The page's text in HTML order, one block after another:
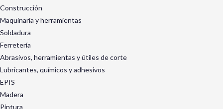
Construcción
Maquinaria y herramientas
Soldadura
Ferretería
Abrasivos, herramientas y útiles de corte
Lubricantes, químicos y adhesivos
EPIS
Madera
Pintura